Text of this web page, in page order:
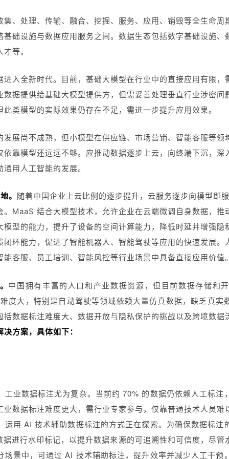
集、处理、传输、融合、挖掘、服务、应用、销毁等全生命周
基础设施与数据应用服务之间。数据生态包括数字基础设施、
等。
进入全新时代。目前，基础大模型在行业中的直接应用有限，
数据提供给基础大模型提供方，但需妥善处理垂直行业涉密问
类模型的实际效果仍存在不足，需进一步提升应用效果。
发展尚不成熟，但小模型在供应链、市场营销、智能客服等领
依靠模型还远远不够。应推动数据逐步上云，向终端下沉，深
用人工智能的发展。
。 随着中国企业上云比例的逐步提升，云服务逐步向模型即
。MaaS 结合大模型技术，允许企业在云端微调自身数据，推
模型的能力，提升了设备的空间计算能力，降低时延并增强隐
闭环能力，促进了智能机器人、智能驾驶等应用的快速发展。
能客服、员工培训、智能风控等行业场景中具备直接应用价值
中国拥有丰富的人口和产业数据资源，但目前数据存储和
度大，特别是自动驾驶等领域依赖大量仿真数据，缺乏真实
数据标注难度大、数据开放与隐私保护的挑战以及跨境数据
方案，具体如下：
工业数据标注尤为复杂。当前约 70% 的数据仍依赖人工标注
数据标注难度更大，需行业专家参与，仅靠普通技术人员
运用 AI 技术辅助数据标注的方式正在探索。为确保数据标注
进行水印标记，以提升数据来源的可追溯性和可信度，尽管
场景中，可通过 AI 技术辅助标注，提升效率并减少人工干预